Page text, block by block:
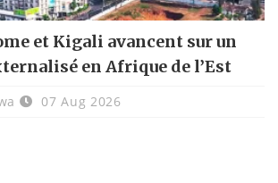
et Kigali avancent sur un
en Afrique de l’Est
07 Aug 2026